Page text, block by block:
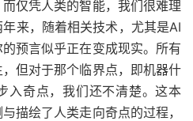
仅凭人类的智能，我们很难理
来，随着相关技术，尤其是AI
预言似乎正在变成现实。所有
但对于那个临界点，即机器什
入奇点，我们还不清楚。这本
描绘了人类走向奇点的过程，